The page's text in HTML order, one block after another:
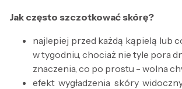
Jak często szczotkować skórę?
najlepiej przed każdą kąpielą lub
w tygodniu, chociaż nie tyle pora
znaczenia, co po prostu - wolna
efekt wygładzenia skóry